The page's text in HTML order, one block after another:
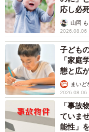
ここまでがアヤエさん
験ですが、どうしてい
か。
冒頭でも触れた通り、
ウソがつけなそうな性
さん」像に通ずる感じ
く求める男ばかりが近
測されます。
応し必
出し…
山岡
2026.08.06
子ども
「家庭
態と広
まいど
2026.08.06
「事故
ていま
能性」